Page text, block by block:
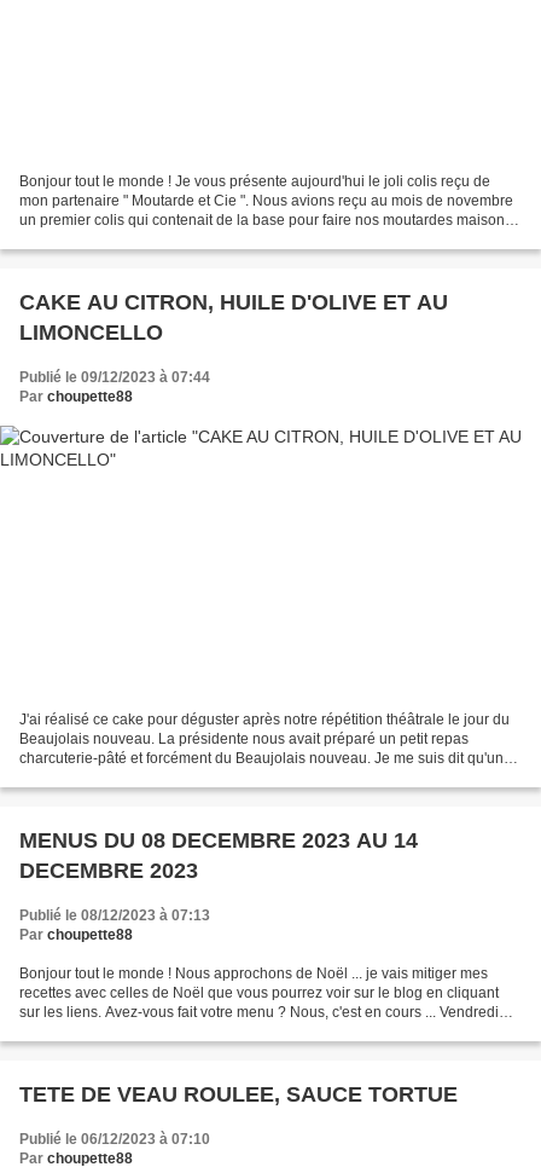
Bonjour tout le monde ! Je vous présente aujourd'hui le joli colis reçu de
mon partenaire " Moutarde et Cie ". Nous avions reçu au mois de novembre
un premier colis qui contenait de la base pour faire nos moutardes maison
CAKE AU CITRON, HUILE D'OLIVE ET AU
LIMONCELLO
Publié le 09/12/2023 à 07:44
Par choupette88
J'ai réalisé ce cake pour déguster après notre répétition théâtrale le jour du
Beaujolais nouveau. La présidente nous avait préparé un petit repas
charcuterie-pâté et forcément du Beaujolais nouveau. Je me suis dit qu'un
MENUS DU 08 DECEMBRE 2023 AU 14
DECEMBRE 2023
Publié le 08/12/2023 à 07:13
Par choupette88
Bonjour tout le monde ! Nous approchons de Noël ... je vais mitiger mes
recettes avec celles de Noël que vous pourrez voir sur le blog en cliquant
sur les liens. Avez-vous fait votre menu ? Nous, c'est en cours ... Vendredi
TETE DE VEAU ROULEE, SAUCE TORTUE
Publié le 06/12/2023 à 07:10
Par choupette88